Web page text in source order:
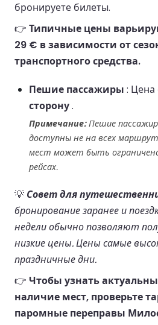
бронируете билеты.
👉 Типичные цены
29 € в зависимости от
транспортного средства.
Пешие пассажиры : Цена
сторону.
Примечание:Пешие
доступны не на всех
мест может быть
рейсах.
💡 Совет для
бронирование заранее и
недели обычно позволяют
низкие цены. Цены самые
праздничные дни.
👉 Чтобы узнать
наличие мест, проверьте
паромные переправы